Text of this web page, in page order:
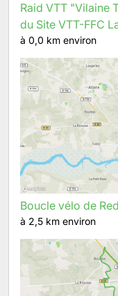
Raid VTT "Vilaine
du Site VTT-FFC
à 0,0 km environ
Boucle vélo de
à 2,5 km environ